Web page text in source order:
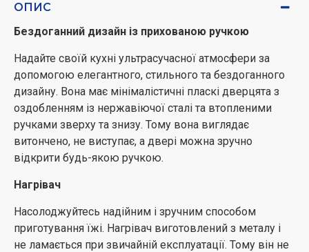
Готуйте смачні страви без зволікань.
Автоприготування пропонує на вибір 15 страв, що
овочі. Кожна з них попередньо запрограмована на
відповідний режим, час і температуру. Просто
виберіть тип і вагу продукту і дотримуйтесь
інструкцій
ОПИС
Бездоганний дизайн із прихованою ручкою
Надайте своїй кухні ультрасучасної атмосфери за
допомогою елегантного, стильного та бездоганного
дизайну. Вона має мінімалістичні пласкі дверцята з
оздобленням із нержавіючої сталі та втопленими
ручками зверху та знизу. Тому вона виглядає
витончено, не виступає, а двері можна зручно
відкрити будь-якою ручкою.
Нагрівач
Насолоджуйтесь надійним і зручним способом
приготування їжі. Нагрівач виготовлений з металу і
не ламається при звичайній експлуатації. Тому він не